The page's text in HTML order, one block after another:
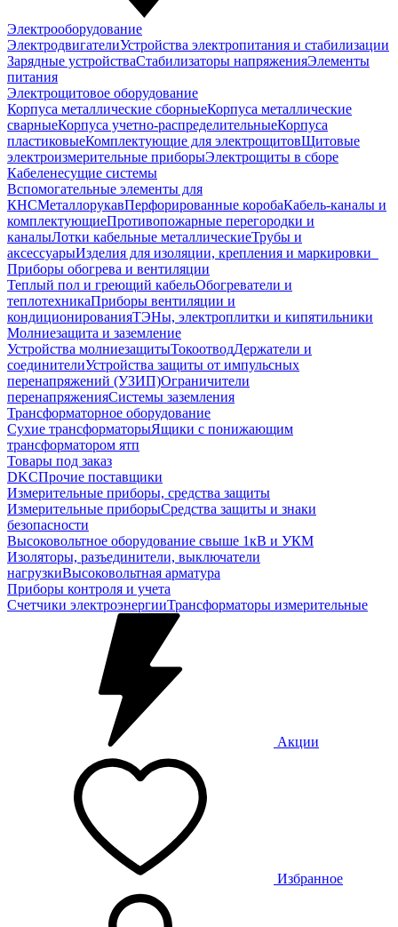
Электрооборудование
ЭлектродвигателиУстройства электропитания и стабилизации
Зарядные устройстваСтабилизаторы напряженияЭлементы
питания
Электрощитовое оборудование
Корпуса металлические сборныеКорпуса металлические
сварныеКорпуса учетно-распределительныеКорпуса
пластиковыеКомплектующие для электрощитовЩитовые
электроизмерительные приборыЭлектрощиты в сборе
Кабеленесущие системы
Вспомогательные элементы для
КНСМеталлорукавПерфорированные коробаКабель-каналы и
комплектующиеПротивопожарные перегородки и
каналыЛотки кабельные металлическиеТрубы и
аксессуарыИзделия для изоляции, крепления и маркировки
Приборы обогрева и вентиляции
Теплый пол и греющий кабельОбогреватели и
теплотехникаПриборы вентиляции и
кондиционированияТЭНы, электроплитки и кипятильники
Молниезащита и заземление
Устройства молниезащитыТокоотводДержатели и
соединителиУстройства защиты от импульсных
перенапряжений (УЗИП)Ограничители
перенапряженияСистемы заземления
Трансформаторное оборудование
Сухие трансформаторыЯщики с понижающим
трансформатором ятп
Товары под заказ
DKCПрочие поставщики
Измерительные приборы, средства защиты
Измерительные приборыСредства защиты и знаки
безопасности
Высоковольтное оборудование свыше 1кВ и УКМ
Изоляторы, разъединители, выключатели
нагрузкиВысоковольтная арматура
Приборы контроля и учета
Счетчики электроэнергииТрансформаторы измерительные
Акции
Избранное